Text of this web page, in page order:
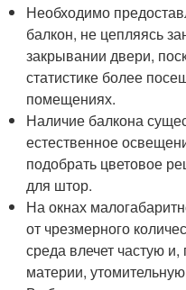
Необходимо
балкон, не цепляясь
закрывании двери,
статистике более
помещениях.
Наличие балкона
естественное
подобрать цветовое
для штор.
На окнах
от чрезмерного
среда влечет частую
материи, утомительную